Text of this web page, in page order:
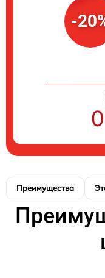
-
Преимущества